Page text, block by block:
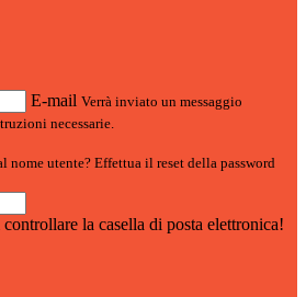
E-mail Verrà inviato un messaggio
necessarie.
nome utente? Effettua il reset della password
la casella di posta elettronica!